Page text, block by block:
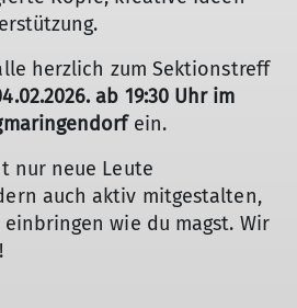
herzlich zum Sektionstreff
ab 19:30 Uhr im
ein.
nur neue Leute
auch aktiv mitgestalten,
wie du magst. Wir